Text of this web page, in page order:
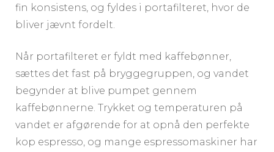
fin konsistens, og fyldes i portafilteret, hvor de
bliver jævnt fordelt.
Når portafilteret er fyldt med kaffebønner,
sættes det fast på bryggegruppen, og vandet
begynder at blive pumpet gennem
kaffebønnerne. Trykket og temperaturen på
vandet er afgørende for at opnå den perfekte
kop espresso, og mange espressomaskiner har